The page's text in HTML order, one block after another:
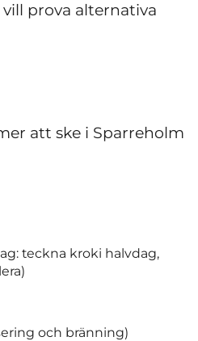
prova alternativa
att ske i Sparreholm
teckna kroki halvdag,
och bränning)